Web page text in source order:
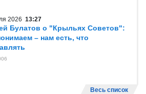
2026 13:27
Булатов о "Крыльях Советов":
– нам есть, что
Весь список